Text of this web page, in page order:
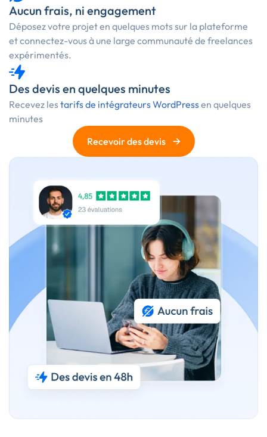
Aucun frais, ni engagement
Déposez votre projet en quelques mots sur la plateforme
et connectez-vous à une large communauté de freelances
expérimentés.
Des devis en quelques minutes
Recevez lestarifs de intégrateurs WordPressen quelques
minutes
Recevoir des devis
→